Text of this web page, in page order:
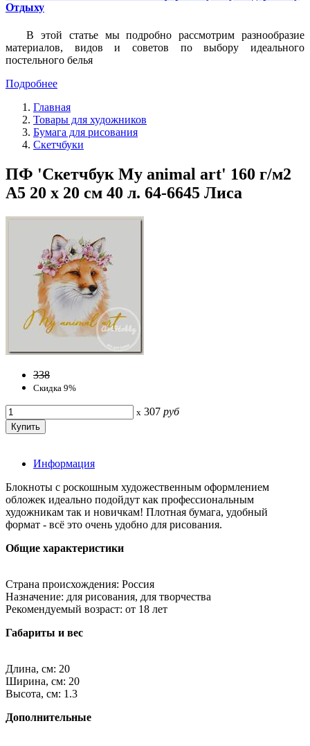
Отдыху
В этой статье мы подробно рассмотрим разнообразие
материалов, видов и советов по выбору идеального
постельного белья
Подробнее
Главная
Товары для художников
Бумага для рисования
Скетчбуки
ПФ 'Скетчбук My animal art' 160 г/м2
A5 20 х 20 см 40 л. 64-6645 Лиса
338
Скидка 9%
x 307 руб
Информация
Блокноты с роскошным художественным оформлением
обложек идеально подойдут как профессиональным
художникам так и новичкам! Плотная бумага, удобный
формат - всё это очень удобно для рисования.
Общие характеристики
Страна происхождения: Россия
Назначение: для рисования, для творчества
Рекомендуемый возраст: от 18 лет
Габариты и вес
Длина, см: 20
Ширина, см: 20
Высота, см: 1.3
Дополнительные